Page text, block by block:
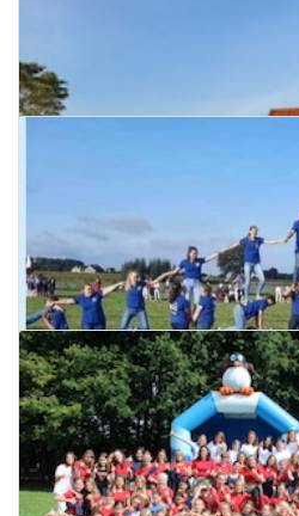
Kobe Sercu in After
04 september 2024